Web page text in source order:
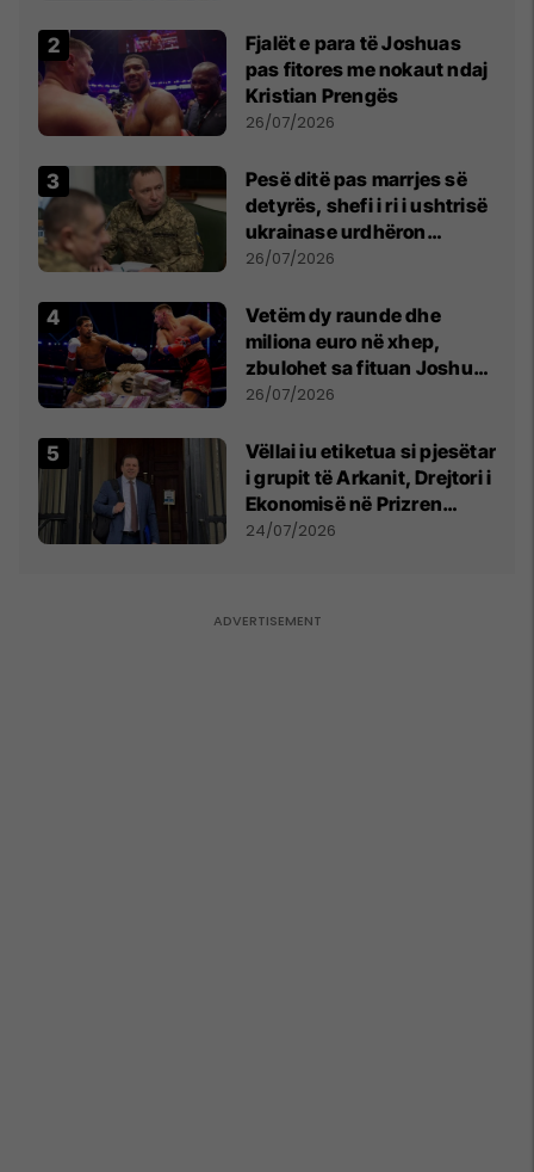
Fjalët e para të Joshuas
pas fitores me nokaut ndaj
Kristian Prengës
26/07/2026
Pesë ditë pas marrjes së
detyrës, shefi i ri i ushtrisë
ukrainase urdhëron
kontroll të madh
26/07/2026
Vetëm dy raunde dhe
miliona euro në xhep,
zbulohet sa fituan Joshua
e Prenga
26/07/2026
Vëllai iu etiketua si pjesëtar
i grupit të Arkanit, Drejtori i
Ekonomisë në Prizren
mohon pretendimet
24/07/2026